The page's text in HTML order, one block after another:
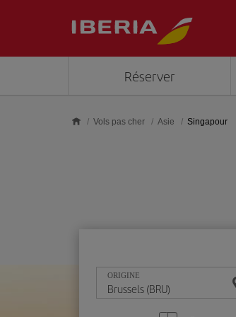
Réserver
Vols pas cher Asie Singapour
ORIGINE